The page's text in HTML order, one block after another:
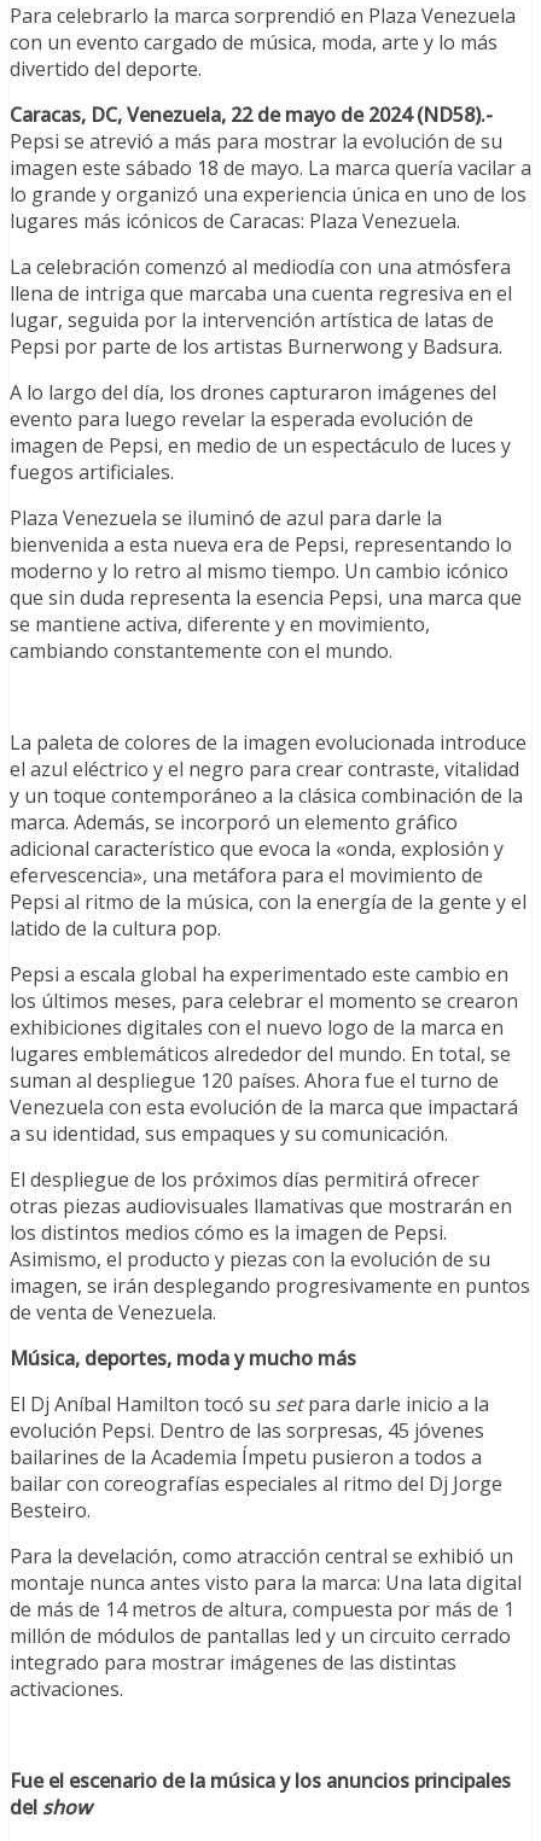
Para celebrarlo la marca sorprendió en Plaza Venezuela
con un evento cargado de música, moda, arte y lo más
divertido del deporte.
Caracas, DC, Venezuela, 22 de mayo de 2024 (ND58).-
Pepsi se atrevió a más para mostrar la evolución de su
imagen este sábado 18 de mayo. La marca quería vacilar a
lo grande y organizó una experiencia única en uno de los
lugares más icónicos de Caracas: Plaza Venezuela.
La celebración comenzó al mediodía con una atmósfera
llena de intriga que marcaba una cuenta regresiva en el
lugar, seguida por la intervención artística de latas de
Pepsi por parte de los artistas Burnerwong y Badsura.
A lo largo del día, los drones capturaron imágenes del
evento para luego revelar la esperada evolución de
imagen de Pepsi, en medio de un espectáculo de luces y
fuegos artificiales.
Plaza Venezuela se iluminó de azul para darle la
bienvenida a esta nueva era de Pepsi, representando lo
moderno y lo retro al mismo tiempo. Un cambio icónico
que sin duda representa la esencia Pepsi, una marca que
se mantiene activa, diferente y en movimiento,
cambiando constantemente con el mundo.
La paleta de colores de la imagen evolucionada introduce
el azul eléctrico y el negro para crear contraste, vitalidad
y un toque contemporáneo a la clásica combinación de la
marca. Además, se incorporó un elemento gráfico
adicional característico que evoca la «onda, explosión y
efervescencia», una metáfora para el movimiento de
Pepsi al ritmo de la música, con la energía de la gente y el
latido de la cultura pop.
Pepsi a escala global ha experimentado este cambio en
los últimos meses, para celebrar el momento se crearon
exhibiciones digitales con el nuevo logo de la marca en
lugares emblemáticos alrededor del mundo. En total, se
suman al despliegue 120 países. Ahora fue el turno de
Venezuela con esta evolución de la marca que impactará
a su identidad, sus empaques y su comunicación.
El despliegue de los próximos días permitirá ofrecer
otras piezas audiovisuales llamativas que mostrarán en
los distintos medios cómo es la imagen de Pepsi.
Asimismo, el producto y piezas con la evolución de su
imagen, se irán desplegando progresivamente en puntos
de venta de Venezuela.
Música, deportes, moda y mucho más
El Dj Aníbal Hamilton tocó su setpara darle inicio a la
evolución Pepsi. Dentro de las sorpresas, 45 jóvenes
bailarines de la Academia Ímpetu pusieron a todos a
bailar con coreografías especiales al ritmo del Dj Jorge
Besteiro.
Para la develación, como atracción central se exhibió un
montaje nunca antes visto para la marca: Una lata digital
de más de 14 metros de altura, compuesta por más de 1
millón de módulos de pantallas led y un circuito cerrado
integrado para mostrar imágenes de las distintas
activaciones.
Fue el escenario de la música y los anuncios principales
del show